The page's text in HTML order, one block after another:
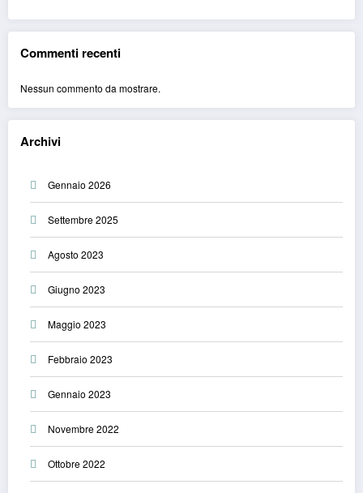
Commenti recenti
Nessun commento da mostrare.
Archivi
Gennaio 2026
Settembre 2025
Agosto 2023
Giugno 2023
Maggio 2023
Febbraio 2023
Gennaio 2023
Novembre 2022
Ottobre 2022